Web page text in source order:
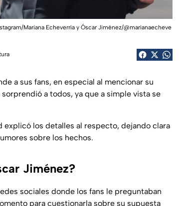
Mariana Echeverría y Óscar Jiménez/@marianaecheve
a sus fans, en especial al mencionar su
sorprendió a todos, ya que a simple vista se
los detalles al respecto, dejando clara
sobre los hechos.
Jiménez?
sociales donde los fans le preguntaban
para cuestionarla sobre su supuesta